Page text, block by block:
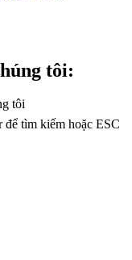
tôi:
tôi
để tìm kiếm hoặc ESC